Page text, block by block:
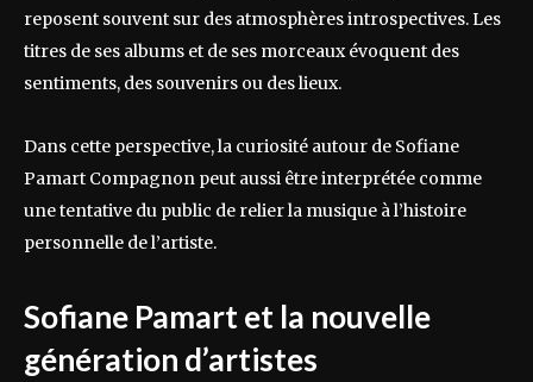
reposent souvent sur des atmosphères introspectives. Les
titres de ses albums et de ses morceaux évoquent des
sentiments, des souvenirs ou des lieux.
Dans cette perspective, la curiosité autour de Sofiane
Pamart Compagnon peut aussi être interprétée comme
une tentative du public de relier la musique à l’histoire
personnelle de l’artiste.
Sofiane Pamart et la nouvelle
génération d’artistes